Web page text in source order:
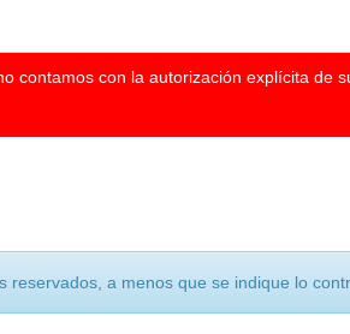
contamos con la autorización explícita de
a menos que se indique lo